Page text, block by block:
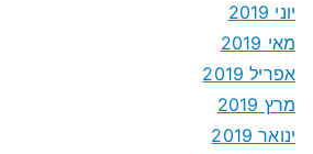
יוני 2019
מאי 2019
אפריל 2019
מרץ 2019
ינואר 2019